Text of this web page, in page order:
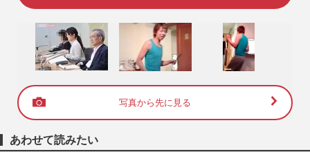
写真から先に見る
あわせて読みたい